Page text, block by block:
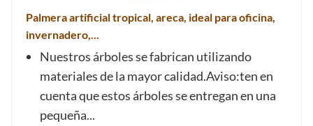
Palmera artificial tropical, areca, ideal para oficina,
invernadero,...
Nuestros árboles se fabrican utilizando
materiales de la mayor calidad.Aviso:ten en
cuenta que estos árboles se entregan en una
pequeña...